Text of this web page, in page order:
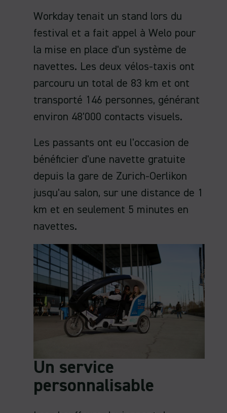
Workday tenait un stand lors du
festival et a fait appel à Welo pour
la mise en place d'un système de
navettes. Les deux vélos-taxis ont
parcouru un total de 83 km et ont
transporté 146 personnes, générant
environ 48'000 contacts visuels.
Les passants ont eu l'occasion de
bénéficier d'une navette gratuite
depuis la gare de Zurich-Oerlikon
jusqu'au salon, sur une distance de 1
km et en seulement 5 minutes en
navettes.
Un service
personnalisable